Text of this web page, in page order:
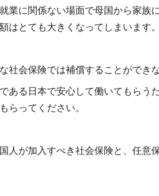
業に関係ない場面で母国から家族
はとても大きくなってしまいます。
社会保険では補償することができ
ある日本で安心して働いてもらう
らってください。
人が加入すべき社会保険と、任意